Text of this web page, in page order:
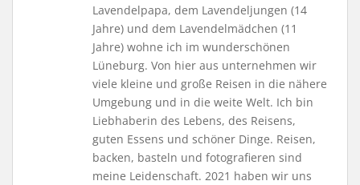
Lavendelpapa, dem Lavendeljungen (14
Jahre) und dem Lavendelmädchen (11
Jahre) wohne ich im wunderschönen
Lüneburg. Von hier aus unternehmen wir
viele kleine und große Reisen in die nähere
Umgebung und in die weite Welt. Ich bin
Liebhaberin des Lebens, des Reisens,
guten Essens und schöner Dinge. Reisen,
backen, basteln und fotografieren sind
meine Leidenschaft. 2021 haben wir uns